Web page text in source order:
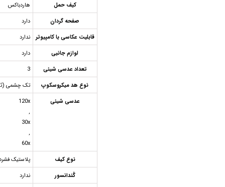
کیف حمل
هاردباکس
صفحه گردان
دارد
قابلیت عکاسی با کامپیوتر
ندارد
لوازم جانبی
دارد
تعداد عدسی شیئی
3
نوع هد میکروسکوپ
تک چشمی
عدسی شیئی
120x
,
30x
,
60x
نوع کیف
پلاستیک
کُندانسور
ندارد